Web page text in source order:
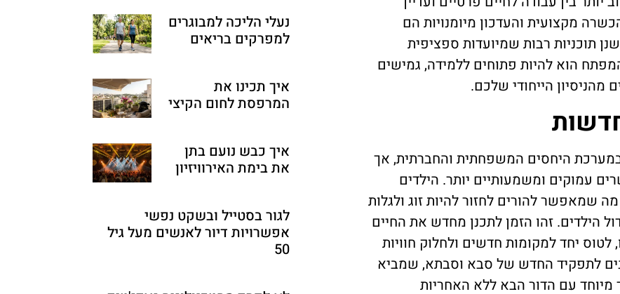
מקצועית והעדכון מיומנויות הם
תוכניות רבות שמיועדות ספציפית
הוא להיות פתוחים ללמידה, גמישים
הייחודי שלכם.
במערכת היחסים המשפחתית והחברתית, אך
עמוקים ומשמעותיים יותר. הילדים
שמאפשר להורים לחזור להיות זוג ולגלות
הילדים. זהו הזמן לתכנן מחדש את החיים
לטוס יחד למקומות חדשים ולחלוק חוויות
לתפקיד החדש של סבא וסבתא, שמביא
מיוחד עם הדור הבא ללא האחריות
נעלי הליכה למבוגרים
למפרקים בריאים
איך תכינו את
המרפסת לחום הקיצי
איך כבש נועם בתן
את בימת האירוויזיון
לגור בסטייל ובשקט נפשי
אפשרויות דיור לאנשים מעל גיל
50